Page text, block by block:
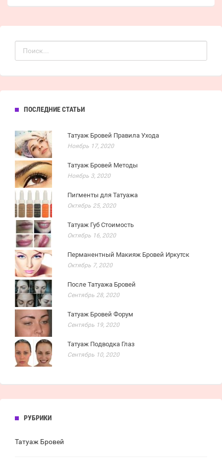
ПОСЛЕДНИЕ СТАТЬИ
Татуаж Бровей Правила Ухода
Ноябрь 17, 2020
Татуаж Бровей Методы
Ноябрь 3, 2020
Пигменты для Татуажа
Октябрь 25, 2020
Татуаж Губ Стоимость
Октябрь 16, 2020
Перманентный Макияж Бровей Иркутск
Октябрь 7, 2020
После Татуажа Бровей
Сентябрь 28, 2020
Татуаж Бровей Форум
Сентябрь 19, 2020
Татуаж Подводка Глаз
Сентябрь 10, 2020
РУБРИКИ
Татуаж Бровей